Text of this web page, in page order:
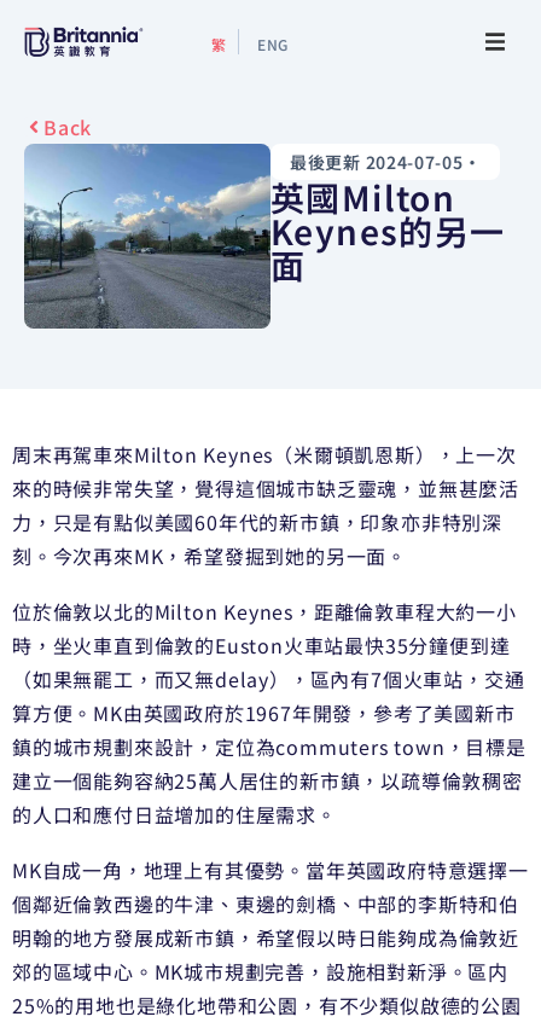
繁 ENG
升學指南
升學資訊
預約諮詢
Back
最後更新 2024-07-05 •
英國Milton
Keynes的另一
面
周末再駕車來Milton Keynes（米爾頓凱恩斯），上一次
來的時候非常失望，覺得這個城市缺乏靈魂，並無甚麼活
力，只是有點似美國60年代的新市鎮，印象亦非特別深
刻。今次再來MK，希望發掘到她的另一面。
位於倫敦以北的Milton Keynes，距離倫敦車程大約一小
時，坐火車直到倫敦的Euston火車站最快35分鐘便到達
（如果無罷工，而又無delay），區內有7個火車站，交通
算方便。MK由英國政府於1967年開發，參考了美國新市
鎮的城市規劃來設計，定位為commuters town，目標是
建立一個能夠容納25萬人居住的新市鎮，以疏導倫敦稠密
的人口和應付日益增加的住屋需求。
MK自成一角，地理上有其優勢。當年英國政府特意選擇一
個鄰近倫敦西邊的牛津、東邊的劍橋、中部的李斯特和伯
明翰的地方發展成新市鎮，希望假以時日能夠成為倫敦近
郊的區域中心。MK城市規劃完善，設施相對新淨。區内
25%的用地也是綠化地帶和公園，有不少類似啟德的公園